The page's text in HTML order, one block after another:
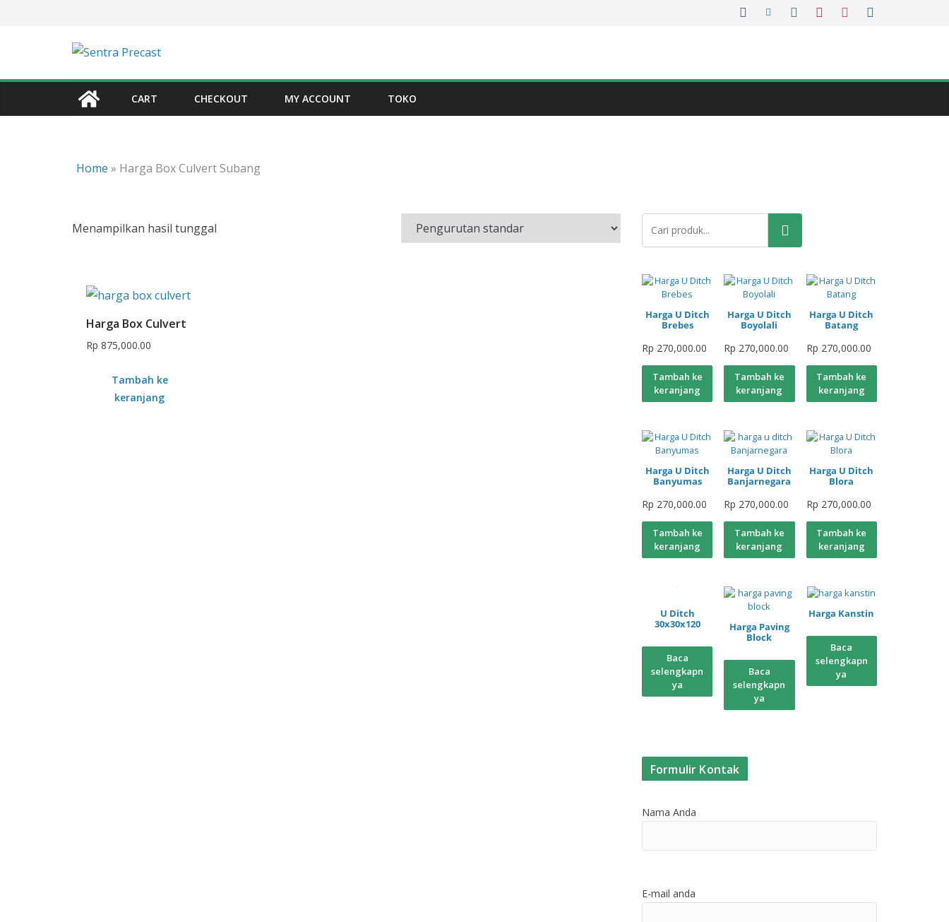
CART CHECKOUT MY ACCOUNT TOKO
Home » Harga Box Culvert Subang
Menampilkan hasil tunggal
Harga Box Culvert
Rp 875,000.00
Tambah ke
keranjang
Pencarian
Harga U Ditch
Brebes
Rp 270,000.00
Tambah ke
keranjang
Harga U Ditch
Boyolali
Rp 270,000.00
Tambah ke
keranjang
Harga U Ditch
Batang
Rp 270,000.00
Tambah ke
keranjang
Harga U Ditch
Banyumas
Rp 270,000.00
Tambah ke
keranjang
Harga U Ditch
Banjarnegara
Rp 270,000.00
Tambah ke
keranjang
Harga U Ditch
Blora
Rp 270,000.00
Tambah ke
keranjang
U Ditch
30x30x120
Baca
selengkapn
ya
Harga Paving
Block
Baca
selengkapn
ya
Harga Kanstin
Baca
selengkapn
ya
Formulir Kontak
Nama Anda
E-mail anda